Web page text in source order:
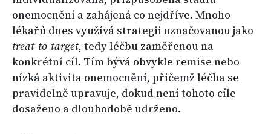
onemocnění a zahájená co nejdříve. Mnoho
lékařů dnes využívá strategii označovanou jako
treat-to-target, tedy léčbu zaměřenou na
konkrétní cíl. Tím bývá obvykle remise nebo
nízká aktivita onemocnění, přičemž léčba se
pravidelně upravuje, dokud není tohoto cíle
dosaženo a dlouhodobě udrženo.